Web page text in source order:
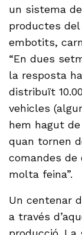
un sistema
productes
embotits,
“En dues
la resposta
distribuït
vehicles
hem hagut
quan tornen
comandes
molta feina”.
Un centenar
a través